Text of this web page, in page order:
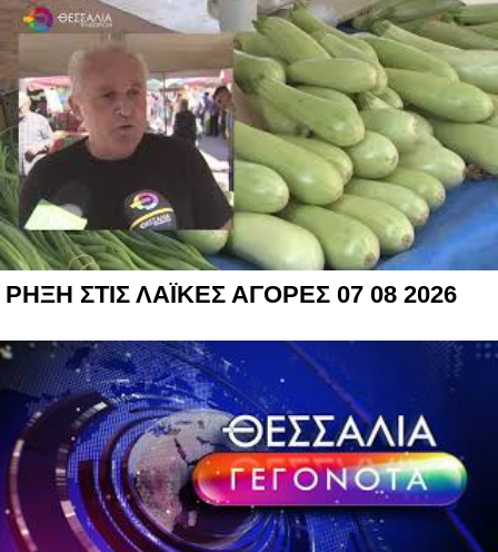
ΡΗΞΗ ΣΤΙΣ ΛΑΪΚΕΣ ΑΓΟΡΕΣ 07 08 2026